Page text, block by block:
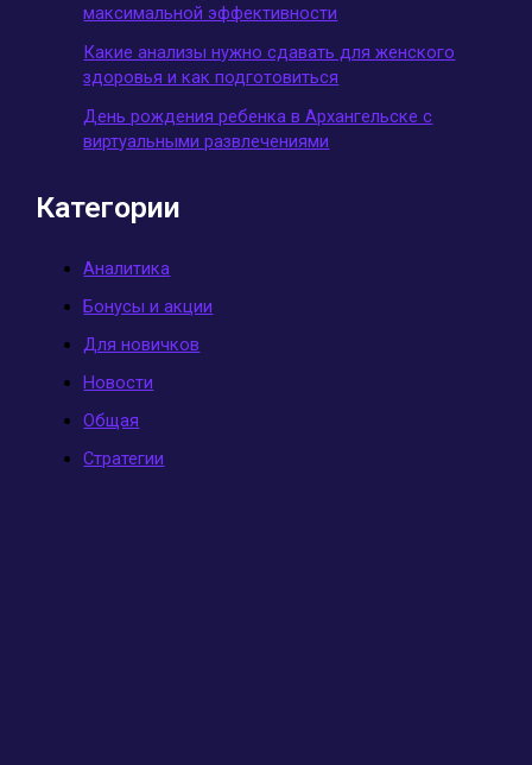
максимальной эффективности
Какие анализы нужно сдавать для женского
здоровья и как подготовиться
День рождения ребенка в Архангельске с
виртуальными развлечениями
Категории
Аналитика
Бонусы и акции
Для новичков
Новости
Общая
Стратегии